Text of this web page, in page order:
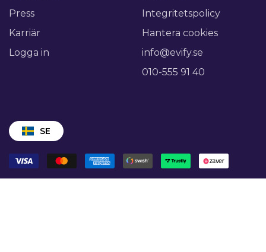
Press
Karriär
Logga in
Integritetspolicy
Hantera cookies
info@evify.se
010-555 91 40
SE